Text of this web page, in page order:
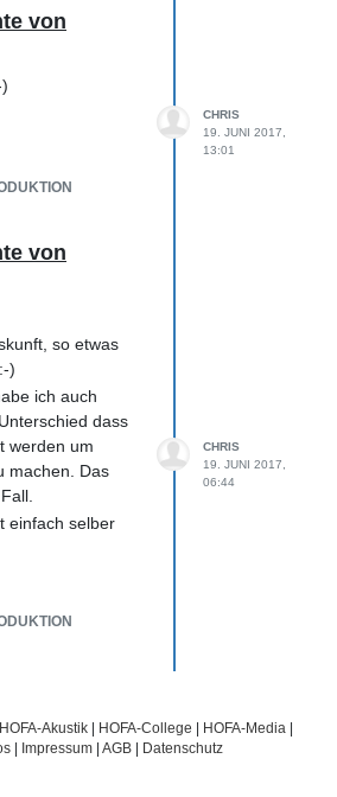
Aber wie
Signal nun
ohne dass
aufnhemen
GL2200 Konsole
Geht das
:-) Danke
von
CHRIS
19. JUNI 2017,
13:01
von
so etwas
)
ich auch
dass
werden um
machen. Das
einfach selber
CHRIS
19. JUNI 2017,
06:44
HOFA-Akustik HOFA-College HOFA-Media
Impressum AGB Datenschutz